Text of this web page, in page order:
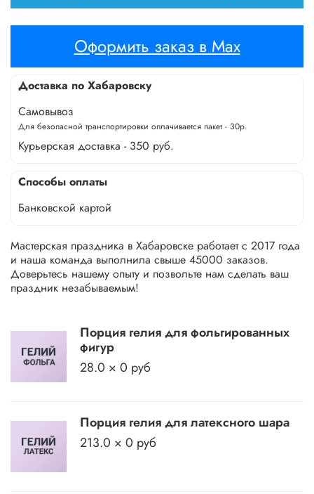
Оформить заказ в Max
Доставка по Хабаровску
Самовывоз
Для безопасной транспортировки оплачивается пакет - 30р.
Курьерская доставка - 350 руб.
Способы оплаты
Банковской картой
Порция гелия для фольгированных
фигур
28.0 × 0 руб
Порция гелия для латексного шара
213.0 × 0 руб
Мастерская праздника в Хабаровске работает с 2017 года
и наша команда выполнила свыше 45000 заказов.
Доверьтесь нашему опыту и позвольте нам сделать ваш
праздник незабываемым!